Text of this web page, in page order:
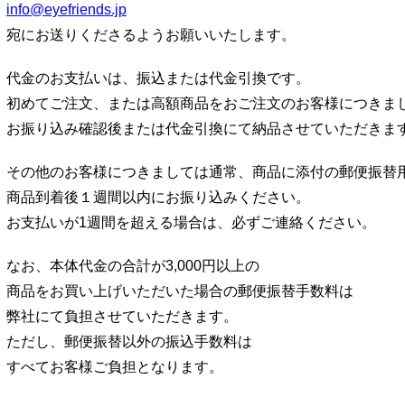
info@eyefriends.jp
宛にお送りくださるようお願いいたします。
代金のお支払いは、振込または代金引換です。
初めてご注文、または高額商品をおご注文のお客様につきま
お振り込み確認後または代金引換にて納品させていただきま
その他のお客様につきましては通常、商品に添付の郵便振替
商品到着後１週間以内にお振り込みください。
お支払いが1週間を超える場合は、必ずご連絡ください。
なお、本体代金の合計が3,000円以上の
商品をお買い上げいただいた場合の郵便振替手数料は
弊社にて負担させていただきます。
ただし、郵便振替以外の振込手数料は
すべてお客様ご負担となります。